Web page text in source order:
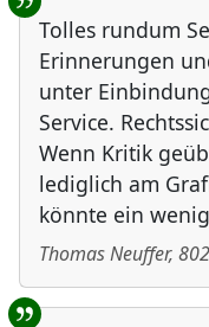
Tolles rundum
Erinnerungen
unter
Service.
Wenn Kritik
lediglich am
könnte ein
Thomas Neuffer,